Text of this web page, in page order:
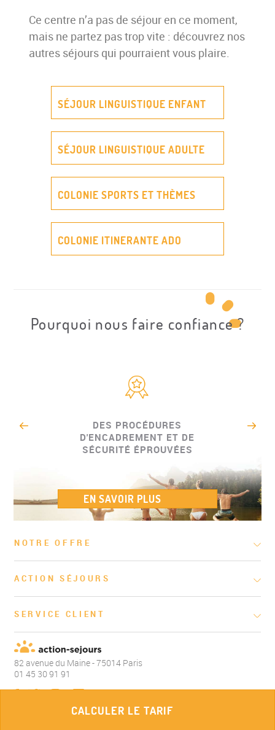
CALCULER LE TARIF
Ce centre n’a pas de séjour en ce moment,
mais ne partez pas trop vite : découvrez nos
autres séjours qui pourraient vous plaire.
SÉJOUR LINGUISTIQUE ENFANT
SÉJOUR LINGUISTIQUE ADULTE
COLONIE SPORTS ET THÈMES
COLONIE ITINERANTE ADO
Pourquoi nous faire confiance ?
DES PROCÉDURES
D'ENCADREMENT ET DE
SÉCURITÉ ÉPROUVÉES
EN SAVOIR PLUS
NOTRE OFFRE
ACTION SÉJOURS
SERVICE CLIENT
82 avenue du Maine - 75014 Paris
01 45 30 91 91